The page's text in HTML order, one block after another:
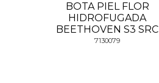
BOTA PIEL FLOR
HIDROFUGADA
BEETHOVEN S3 SRC
7130079